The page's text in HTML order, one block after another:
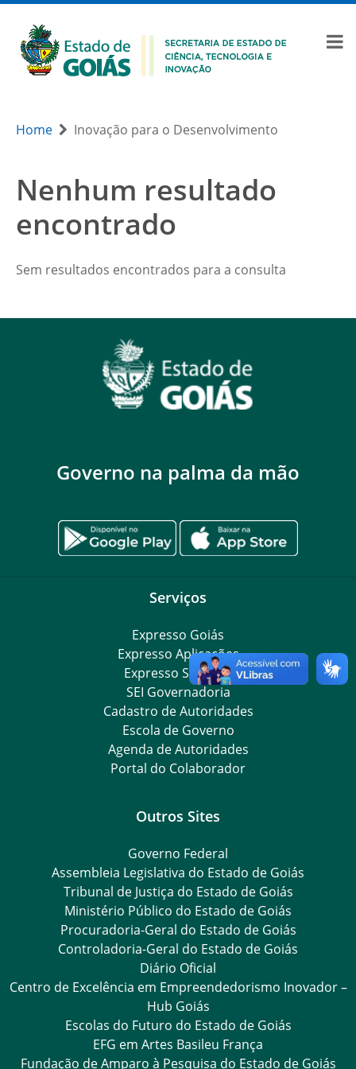
Home Inovação para o Desenvolvimento
Nenhum resultado
encontrado
Sem resultados encontrados para a consulta
Governo na palma da mão
Serviços
Expresso Goiás
Expresso Aplicações
Expresso Servidor
SEI Governadoria
Cadastro de Autoridades
Escola de Governo
Agenda de Autoridades
Portal do Colaborador
Outros Sites
Governo Federal
Assembleia Legislativa do Estado de Goiás
Tribunal de Justiça do Estado de Goiás
Ministério Público do Estado de Goiás
Procuradoria-Geral do Estado de Goiás
Controladoria-Geral do Estado de Goiás
Diário Oficial
Centro de Excelência em Empreendedorismo Inovador –
Hub Goiás
Escolas do Futuro do Estado de Goiás
EFG em Artes Basileu França
Fundação de Amparo à Pesquisa do Estado de Goiás